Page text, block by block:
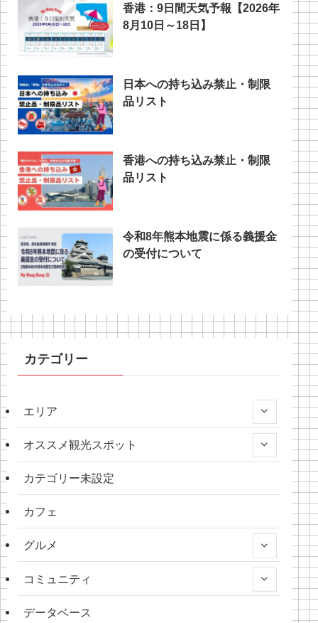
香港：9日間天気予報【2026年
8月10日～18日】
日本への持ち込み禁止・制限
品リスト
香港への持ち込み禁止・制限
品リスト
令和8年熊本地震に係る義援金
の受付について
カテゴリー
エリア
オススメ観光スポット
カテゴリー未設定
カフェ
グルメ
コミュニティ
データベース